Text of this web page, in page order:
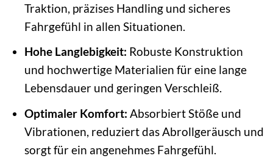
Traktion, präzises Handling und sicheres
Fahrgefühl in allen Situationen.
Hohe Langlebigkeit: Robuste Konstruktion
und hochwertige Materialien für eine lange
Lebensdauer und geringen Verschleiß.
Optimaler Komfort: Absorbiert Stöße und
Vibrationen, reduziert das Abrollgeräusch und
sorgt für ein angenehmes Fahrgefühl.